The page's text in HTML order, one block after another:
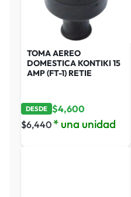
TOMA AEREO
DOMESTICA KONTIKI 15
AMP (FT-1) RETIE
DESDE $4,600
$6,440 * una unidad